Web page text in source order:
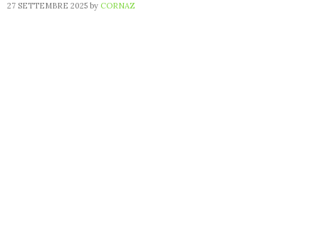
27 SETTEMBRE 2025 by CORNAZ